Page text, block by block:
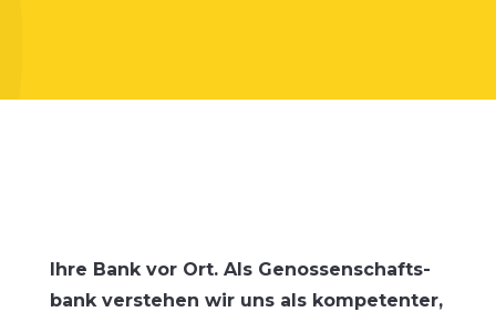
Ihre Bank vor Ort. Als Genos­sen­schafts­
bank ver­ste­hen wir uns als kom­pe­ten­ter,